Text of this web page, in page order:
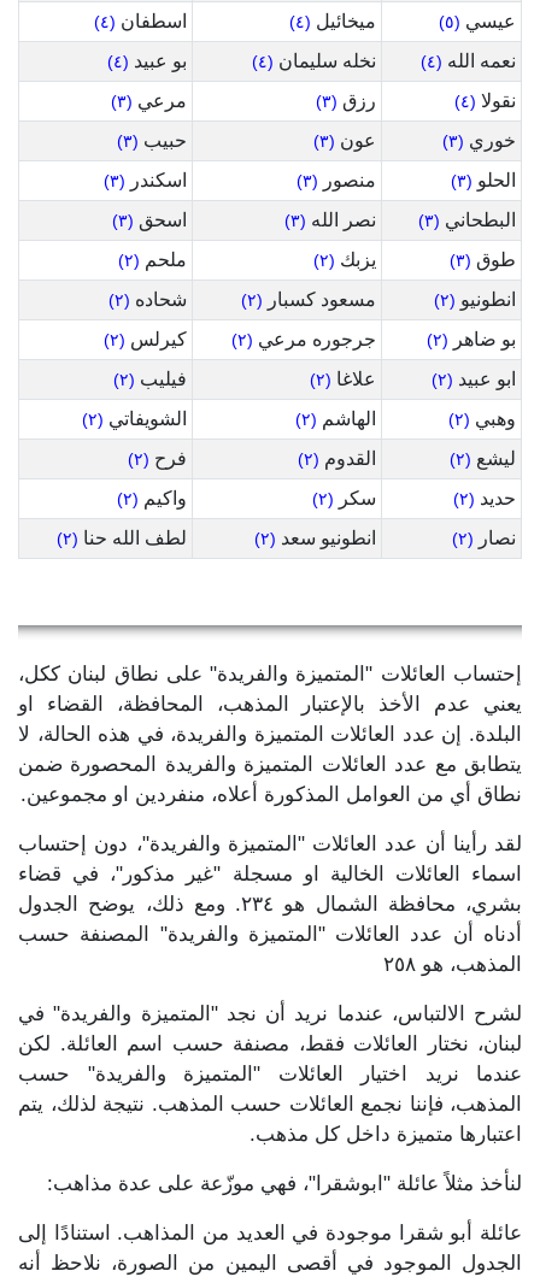
عيسي (٥) ميخائيل (٤) اسطفان (٤)
نعمه الله (٤) نخله سليمان (٤) بو عبيد (٤)
نقولا (٤) رزق (٣) مرعي (٣)
خوري (٣) عون (٣) حبيب (٣)
الحلو (٣) منصور (٣) اسكندر (٣)
البطحاني (٣) نصر الله (٣) اسحق (٣)
طوق (٣) يزبك (٢) ملحم (٢)
انطونيو (٢) مسعود كسبار (٢) شحاده (٢)
بو ضاهر (٢) جرجوره مرعي (٢) كيرلس (٢)
ابو عبيد (٢) علاغا (٢) فيليب (٢)
وهبي (٢) الهاشم (٢) الشويفاتي (٢)
ليشع (٢) القدوم (٢) فرح (٢)
حديد (٢) سكر (٢) واكيم (٢)
نصار (٢) انطونيو سعد (٢) لطف الله حنا (٢)
إحتساب العائلات "المتميزة والفريدة" على نطاق لبنان ككل،
يعني عدم الأخذ بالإعتبار المذهب، المحافظة، القضاء او
البلدة. إن عدد العائلات المتميزة والفريدة، في هذه الحالة، لا
يتطابق مع عدد العائلات المتميزة والفريدة المحصورة ضمن
نطاق أي من العوامل المذكورة أعلاه، منفردين او مجموعين.
لقد رأينا أن عدد العائلات "المتميزة والفريدة"، دون إحتساب
اسماء العائلات الخالية او مسجلة "غير مذكور"، في قضاء
بشري، محافظة الشمال هو ٢٣٤. ومع ذلك، يوضح الجدول
أدناه أن عدد العائلات "المتميزة والفريدة" المصنفة حسب
المذهب، هو ٢٥٨
لشرح الالتباس، عندما نريد أن نجد "المتميزة والفريدة" في
لبنان، نختار العائلات فقط، مصنفة حسب اسم العائلة. لكن
عندما نريد اختيار العائلات "المتميزة والفريدة" حسب
المذهب، فإننا نجمع العائلات حسب المذهب. نتيجة لذلك، يتم
اعتبارها متميزة داخل كل مذهب.
لنأخذ مثلاً عائلة "ابوشقرا"، فهي موزّعة على عدة مذاهب:
عائلة أبو شقرا موجودة في العديد من المذاهب. استنادًا إلى
الجدول الموجود في أقصى اليمين من الصورة، نلاحظ أنه